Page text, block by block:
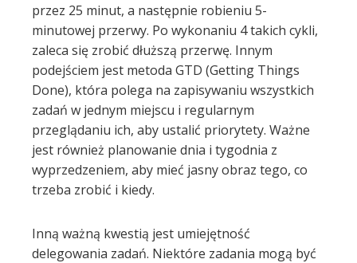
przez 25 minut, a następnie robieniu 5-
minutowej przerwy. Po wykonaniu 4 takich cykli,
zaleca się zrobić dłuższą przerwę. Innym
podejściem jest metoda GTD (Getting Things
Done), która polega na zapisywaniu wszystkich
zadań w jednym miejscu i regularnym
przeglądaniu ich, aby ustalić priorytety. Ważne
jest również planowanie dnia i tygodnia z
wyprzedzeniem, aby mieć jasny obraz tego, co
trzeba zrobić i kiedy.
Inną ważną kwestią jest umiejętność
delegowania zadań. Niektóre zadania mogą być